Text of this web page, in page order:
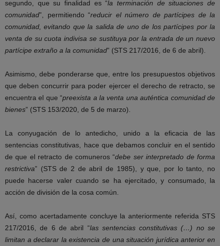
segundo, que su finalidad es “la terminación de situaciones de
comunidad”, permitiendo “reducir el número de partícipes de la
comunidad, evitando que la salida de uno de los partícipes por la
venta de su cuota indivisa se sustituya por la entrada de un nuevo
partícipe extraño a la comunidad” (STS 217/2016, de 6 de abril).
Asimismo, debe ponderarse que, entre los presupuestos objetivos
que deben concurrir para poder ejercer el derecho de retracto, se
encuentra el que “preexista a la venta una auténtica comunidad de
bienes” (STS 153/2020, de 5 de marzo).
La conyugación de lo antedicho, unido a la eficacia de las
sentencias constitutivas, hace que debamos concluir en el sentido
de que el retracto de comuneros “debe ser interpretado de forma
restrictiva” (STS de 2 de abril de 1985), y que, por lo tanto, no
puede hacerse valer cuando se ha ejercitado, y consumado, la
acción de división de la cosa común.
Así, como acertadamente concluye la anteriormente referida STS
217/2016, de 6 de abril “las sentencias constitutivas (…) no se
limitan a declarar la existencia de una situación jurídica anterior en